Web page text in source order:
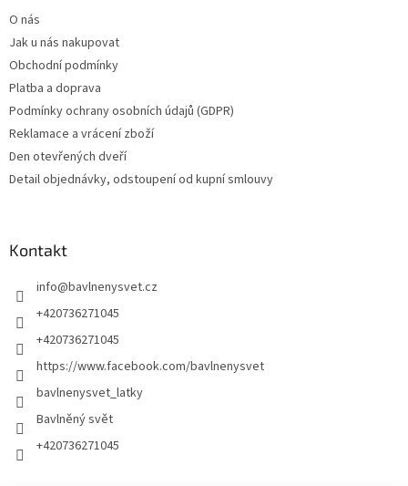
O nás
Jak u nás nakupovat
Obchodní podmínky
Platba a doprava
Podmínky ochrany osobních údajů (GDPR)
Reklamace a vrácení zboží
Den otevřených dveří
Detail objednávky, odstoupení od kupní smlouvy
Kontakt
info@bavlnenysvet.cz
+420736271045
+420736271045
https://www.facebook.com/bavlnenysvet
bavlnenysvet_latky
Bavlněný svět
+420736271045